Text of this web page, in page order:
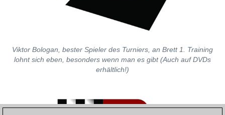
Viktor Bologan, bester Spieler des Turniers, an Brett 1. Training
lohnt sich eben, besonders wenn man es gibt (Auch auf DVDs
erhältlich!)